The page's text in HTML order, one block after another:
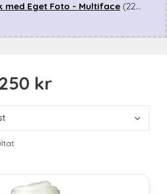
med Eget Foto - Multiface (229
kr
Sortera